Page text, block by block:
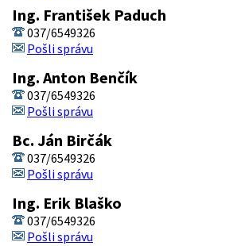
Ing. František Paduch
037/6549326
Pošli správu
Ing. Anton Benčík
037/6549326
Pošli správu
Bc. Ján Birčák
037/6549326
Pošli správu
Ing. Erik Blaško
037/6549326
Pošli správu